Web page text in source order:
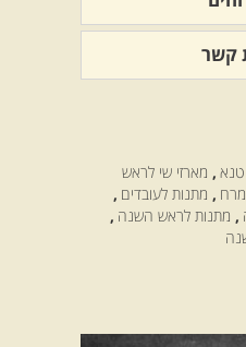
קשר
טנא , מארזי שי לראש
, מתנות לעובדים ,
, מתנות לראש השנה ,